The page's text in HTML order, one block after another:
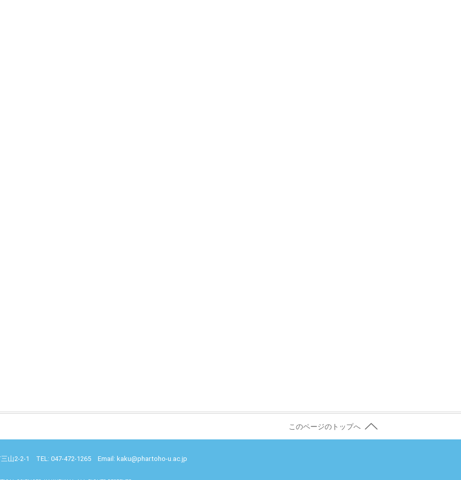
このページのトップへ
山2-2-1 TEL: 047-472-1265 Email: kaku@phar.toho-u.ac.jp